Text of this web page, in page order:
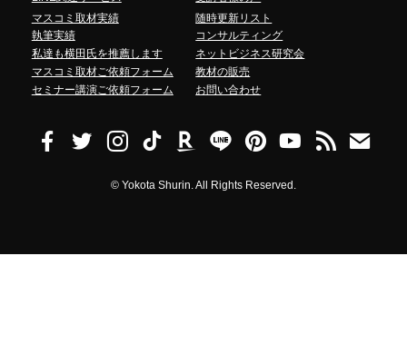
マスコミ取材実績
執筆実績
私達も横田氏を推薦します
マスコミ取材ご依頼フォーム
セミナー講演ご依頼フォーム
随時更新リスト
コンサルティング
ネットビジネス研究会
教材の販売
お問い合わせ
© Yokota Shurin. All Rights Reserved.